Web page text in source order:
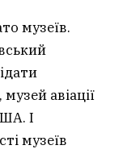
музеїв.
авіації
І
музеїв